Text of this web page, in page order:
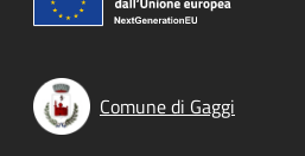
Comune di Gaggi